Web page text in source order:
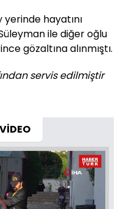
yerinde hayatını
ile diğer oğlu
gözaltına alınmıştı.
servis edilmiştir